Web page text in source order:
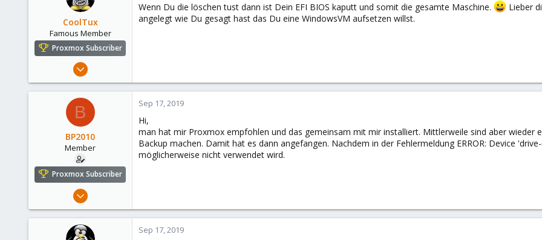
CoolTux
Famous Member
Proxmox Subscriber
Mar 14, 2019
232
Wenn Du die löschen tust dann ist Dein EFI BIOS kaputt und somit die gesamte Maschine.
Lieber
angelegt wie Du gesagt hast das Du eine WindowsVM aufsetzen willst.
B
BP2010
Member
Proxmox Subscriber
Jan 31, 2019
2
Sep 17, 2019
Hi,
man hat mir Proxmox empfohlen und das gemeinsam mit mir installiert. Mittlerweile sind aber wieder
Backup machen. Damit hat es dann angefangen. Nachdem in der Fehlermeldung ERROR: Device
möglicherweise nicht verwendet wird.
Sep 17, 2019